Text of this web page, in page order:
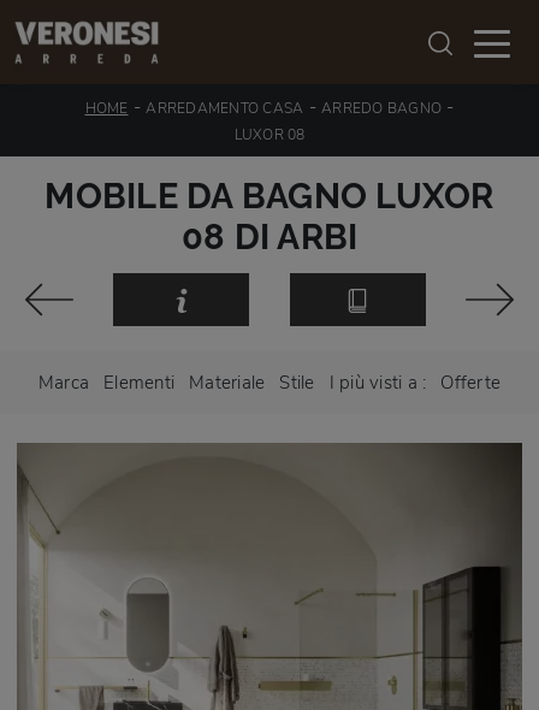
HOME -ARREDAMENTO CASA - ARREDO BAGNO -
LUXOR 08
MOBILE DA BAGNO LUXOR
08 DI ARBI
Marca Elementi Materiale Stile I più visti a : Offerte